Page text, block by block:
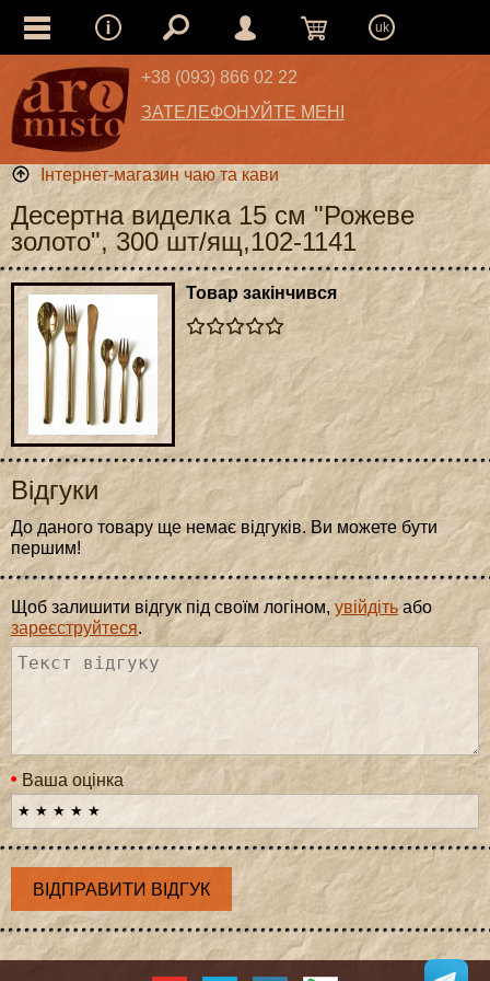
uk
+38 (093) 866 02 22
ЗАТЕЛЕФОНУЙТЕ МЕНІ
Інтернет-магазин чаю та кави
Десертна виделка 15 см "Рожеве
золото", 300 шт/ящ,102-1141
Товар закінчився
Відгуки
До даного товару ще немає відгуків. Ви можете бути
першим!
Щоб залишити відгук під своїм логіном, увійдіть або
зареєструйтеся.
Ваша оцінка